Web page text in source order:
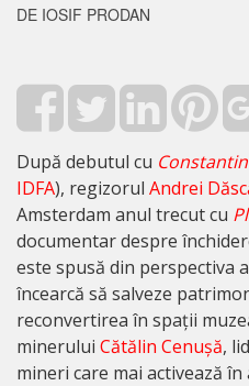
DE IOSIF PRODAN
După debutul cu
IDFA), regizorul Andrei
Amsterdam anul trecut cu
documentar despre
este spusă din perspectiva
încearcă să salveze
reconvertirea în spații
minerului Cătălin Cenușă,
mineri care mai activează în